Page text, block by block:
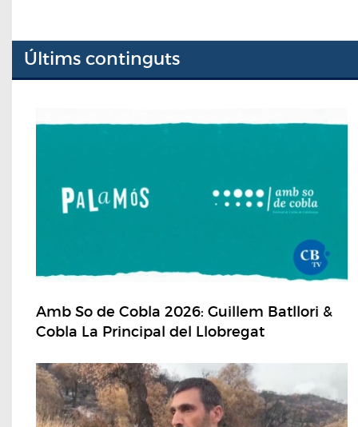
Últims continguts
Amb So de Cobla 2026: Guillem Batllori &
Cobla La Principal del Llobregat